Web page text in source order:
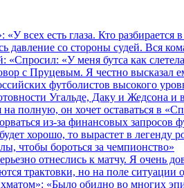
всех есть глаза. Кто разбирается
со стороны судей. Вся
«Спросил: «У меня бутса как
с Пруцевым. Я честно высказал
футболистов высокого
Угальде, Даку и Жедсона
полную, он хочет оставаться в
из‑за финансовых запросов
хорошо, то вырастет в легенду
чтобы бороться за чемпионство»
отнеслись к матчу. Я очень
трактовки, но на поле ситуации
«Было обидно во многих